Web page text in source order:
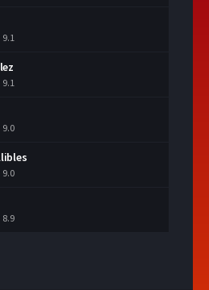
9.1
9.1
9.0
9.0
8.9